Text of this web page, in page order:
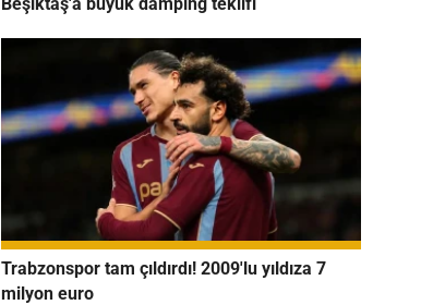
Trabzonspor tam çıldırdı! 2009'lu yıldıza 7
milyon euro